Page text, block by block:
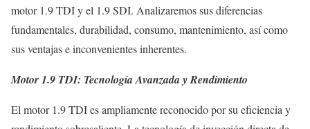
motor 1.9 TDI y el 1.9 SDI. Analizaremos sus diferencias
fundamentales, durabilidad, consumo, mantenimiento, así como
sus ventajas e inconvenientes inherentes.
Motor 1.9 TDI: Tecnología Avanzada y Rendimiento
El motor 1.9 TDI es ampliamente reconocido por su eficiencia y